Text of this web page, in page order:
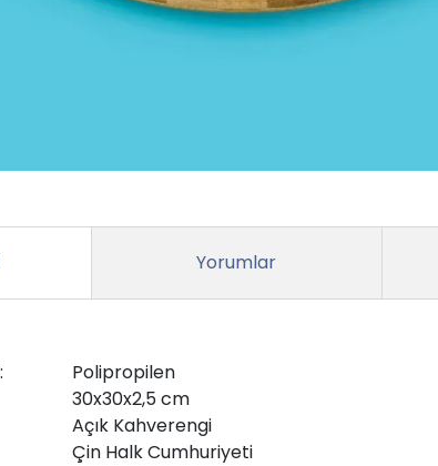
Yorumlar
Polipropilen
30x30x2,5 cm
Açık Kahverengi
Çin Halk Cumhuriyeti